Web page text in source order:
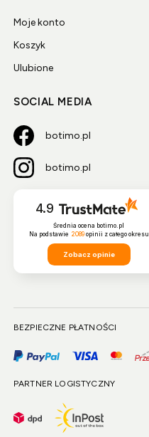
Moje konto
Koszyk
Ulubione
SOCIAL MEDIA
botimo.pl
botimo.pl
4.9
Średnia ocena botimo.pl
Na podstawie 2089opinii z całego okresu
Zobacz opinie
BEZPIECZNE PŁATNOŚCI
PARTNER LOGISTYCZNY